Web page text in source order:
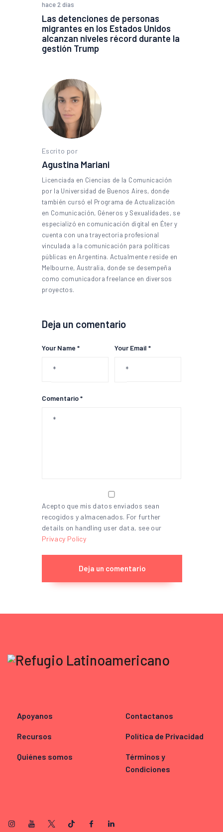
hace 2 días
Las detenciones de personas
migrantes en los Estados Unidos
alcanzan niveles récord durante la
gestión Trump
Escrito por
Agustina Mariani
Licenciada en Ciencias de la Comunicación
por la Universidad de Buenos Aires, donde
también cursó el Programa de Actualización
en Comunicación, Géneros y Sexualidades, se
especializó en comunicación digital en Éter y
cuenta con una trayectoria profesional
vinculada a la comunicación para políticas
públicas en Argentina. Actualmente reside en
Melbourne, Australia, donde se desempeña
como comunicadora freelance en diversos
proyectos.
Deja un comentario
Your Name * Your Email *
Comentario *
Acepto que mis datos enviados sean
recogidos y almacenados. For further
details on handling user data, see our
Privacy Policy
Apoyanos
Recursos
Quiénes somos
Contactanos
Política de Privacidad
Términos y
Condiciones